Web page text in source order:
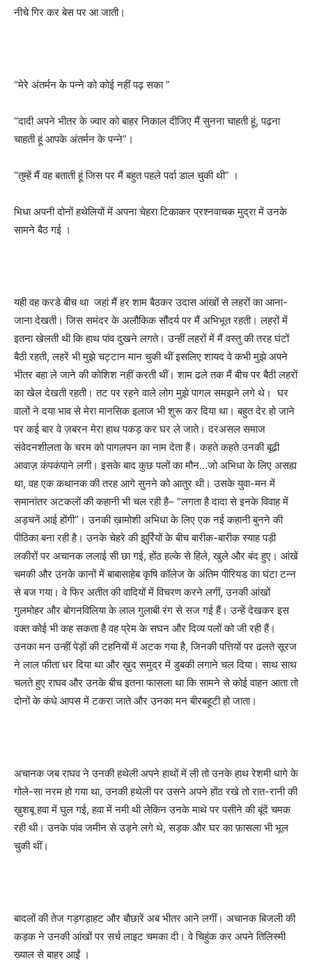
नीचे गिर कर बेस पर आ जाती।
“मेरे अंतर्मन के पन्ने को कोई नहीं पढ़ सका”
“दादी अपने भीतर के ज्वार को बाहर निकाल दीजिए मैं सुनना चाहती हूं,पढ़ना
चाहती हूं आपके अंतर्मन के पन्ने” ।
“तुम्हें मैं वह बताती हूं जिस पर मैं बहुत पहले पर्दा डाल चुकी थी” ।
भिधा अपनी दोनों हथेलियों में अपना चेहरा टिकाकर प्रश्नवाचक मुद्रा में उनके
सामने बैठ गई ।
यही वह करडे बीच था जहां मैं हर शाम बैठकर उदास आंखों से लहरों का आना-
जाना देखती। जिस समंदर के अलौकिक सौंदर्य पर मैं अभिभूत रहती। लहरों में
इतना खेलती थी कि हाथ पांव दुखने लगते। उन्हीं लहरों में मैं वस्तु की तरह घंटों
बैठी रहती,लहरें भी मुझे चट्टान मान चुकी थीं इसलिए शायद वे कभी मुझे अपने
भीतर बहा ले जाने की कोशिश नहीं करती थीं। शाम ढले तक मैं बीच पर बैठी लहरों
का खेल देखती रहती। तट पर रहने वाले लोग मुझे पागल समझने लगे थे। घर
वालों ने दया भाव से मेरा मानसिक इलाज भी शुरू कर दिया था। बहुत देर हो जाने
पर कई बार वे ज़बरन मेरा हाथ पकड़ कर घर ले जाते। दरअसल समाज
संवेदनशीलता के चरम को पागलपन का नाम देता हैं। कहते कहते उनकी बूढी
आवाज़ कंपकंपाने लगी। इसके बाद कुछ पलों का मौन…जो अभिधा के लिए असह्य
था,वह एक कथानक की तरह आगे सुनने को आतुर थी। उसके युवा-मन में
समानांतर अटकलों की कहानी भी चल रही है– “लगता है दादा से इनके विवाह में
अड़चनें आई होंगी” । उनकी ख़ामोशी अभिधा के लिए एक नई कहानी बुनने की
पीठिका बना रही है। उनके चेहरे की झुर्रियों के बीच बारीक-बारीक स्याह पड़ी
लकीरों पर अचानक ललाई सी छा गई,होंठ हल्के से हिले,खुले और बंद हुए। आंखें
चमकी और उनके कानों में बाबासाहेब कृषि कॉलेज के अंतिम पीरियड का घंटा टन्न
से बज गया। वे फिर अतीत की वादियों में विचरण करने लगीं,उनकी आंखों
गुलमोहर और बोगनविलिया के लाल गुलाबी रंग से सज गई हैं। उन्हें देखकर इस
वक्त कोई भी कह सकता है वह प्रेम के सघन और दिव्य पलों को जी रही हैं।
उनका मन उन्हीं पेड़ों की टहनियों में अटक गया है,जिनकी पत्तियों पर ढलते सूरज
ने लाल फीता धर दिया था और ख़ुद समुद्र में डुबकी लगाने चल दिया। साथ साथ
चलते हुए राघव और उनके बीच इतना फासला था कि सामने से कोई वाहन आता तो
दोनों के कंधे आपस में टकरा जाते और उनका मन बीरबहूटी हो जाता।
अचानक जब राघव ने उनकी हथेली अपने हाथों में ली तो उनके हाथ रेशमी धागे के
गोले-सा नरम हो गया था,उनकी हथेली पर उसने अपने होंठ रखे तो रात-रानी की
ख़ुशबू हवा में घुल गई,हवा में नमी थी लेकिन उनके माथे पर पसीने की बूंदें चमक
रही थी। उनके पांव जमीन से उड़ने लगे थे,सड़क और घर का फ़ासला भी भूल
चुकी थीं।
बादलों की तेज गड़गड़ाहट और बौछारें अब भीतर आने लगीं। अचानक बिजली की
कड़क ने उनकी आंखों पर सर्च लाइट चमका दी। वे चिहुंक कर अपने तिलिस्मी
ख्याल से बाहर आईं ।